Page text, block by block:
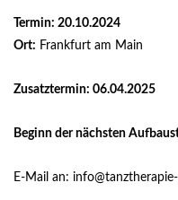
Termin: 20.10.2024
Ort: Frankfurt am Main
Zusatztermin:
Beginn der nächsten
E-Mail an: